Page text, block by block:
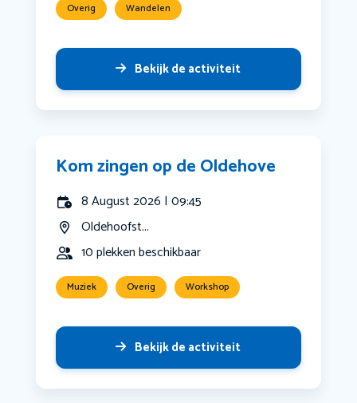
Overig Wandelen
Bekijk de activiteit
Kom zingen op de Oldehove
8 August 2026 | 09:45
Oldehoofst...
10 plekken beschikbaar
Muziek Overig Workshop
Bekijk de activiteit